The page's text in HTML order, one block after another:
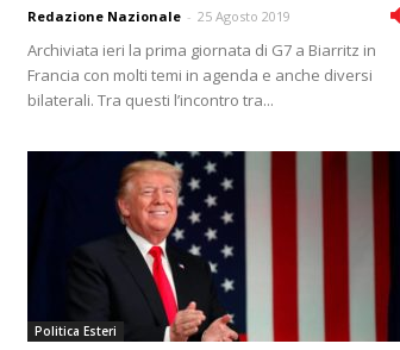
Redazione Nazionale - 25 Agosto 2019
Archiviata ieri la prima giornata di G7 a Biarritz in
Francia con molti temi in agenda e anche diversi
bilaterali. Tra questi l’incontro tra...
Politica Esteri